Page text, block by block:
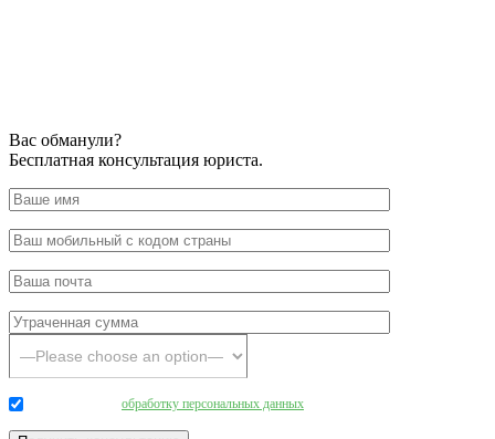
Вас обманули?
Бесплатная консультация юриста.
обработку персональных данных